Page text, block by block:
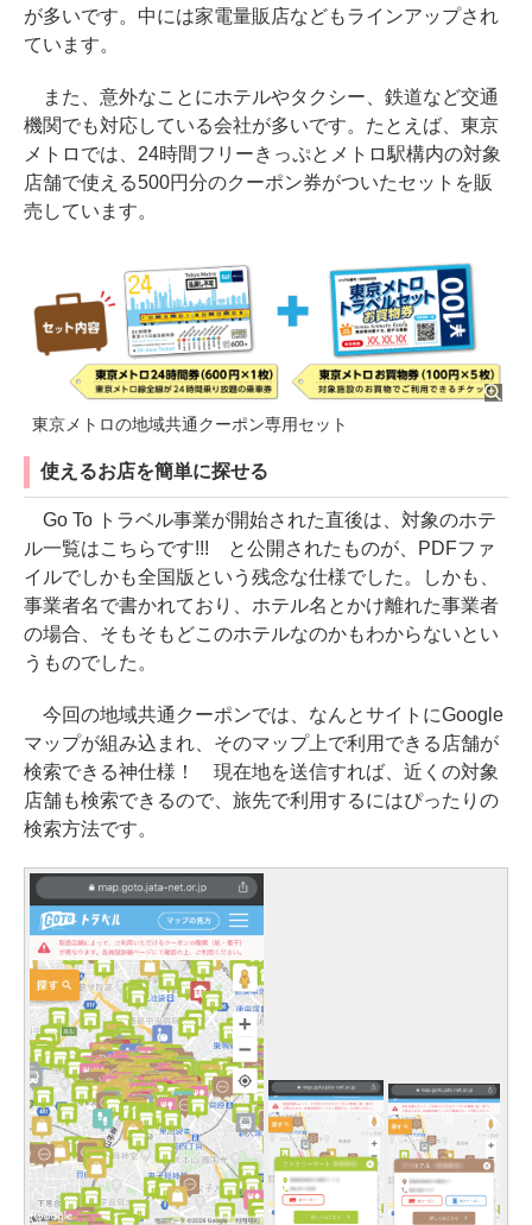
が多いです。中には家電量販店などもラインアップされ
ています。
また、意外なことにホテルやタクシー、鉄道など交通
機関でも対応している会社が多いです。たとえば、東京
メトロでは、24時間フリーきっぷとメトロ駅構内の対象
店舗で使える500円分のクーポン券がついたセットを販
売しています。
東京メトロの地域共通クーポン専用セット
使えるお店を簡単に探せる
Go To トラベル事業が開始された直後は、対象のホテ
ル一覧はこちらです!!! と公開されたものが、PDFファ
イルでしかも全国版という残念な仕様でした。しかも、
事業者名で書かれており、ホテル名とかけ離れた事業者
の場合、そもそもどこのホテルなのかもわからないとい
うものでした。
今回の地域共通クーポンでは、なんとサイトにGoogle
マップが組み込まれ、そのマップ上で利用できる店舗が
検索できる神仕様！ 現在地を送信すれば、近くの対象
店舗も検索できるので、旅先で利用するにはぴったりの
検索方法です。